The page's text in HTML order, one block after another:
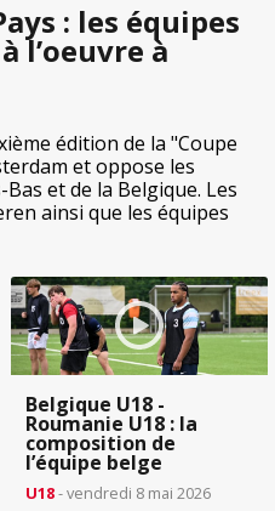
: les équipes
l’oeuvre à
édition de la "Coupe
et oppose les
et de la Belgique. Les
ainsi que les équipes
Belgique U18 -
Roumanie U18 : la
composition de
l’équipe belge
U18- vendredi 8 mai 2026